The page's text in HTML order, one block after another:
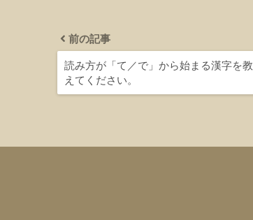
前の記事
読み方が「て／で」から始まる漢字を教
えてください。